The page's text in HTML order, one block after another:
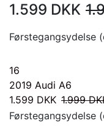
1.599 DKK
Førstegangsydelse
16
2019 Audi A6
1.599 DKK 1.999
Førstegangsydelse